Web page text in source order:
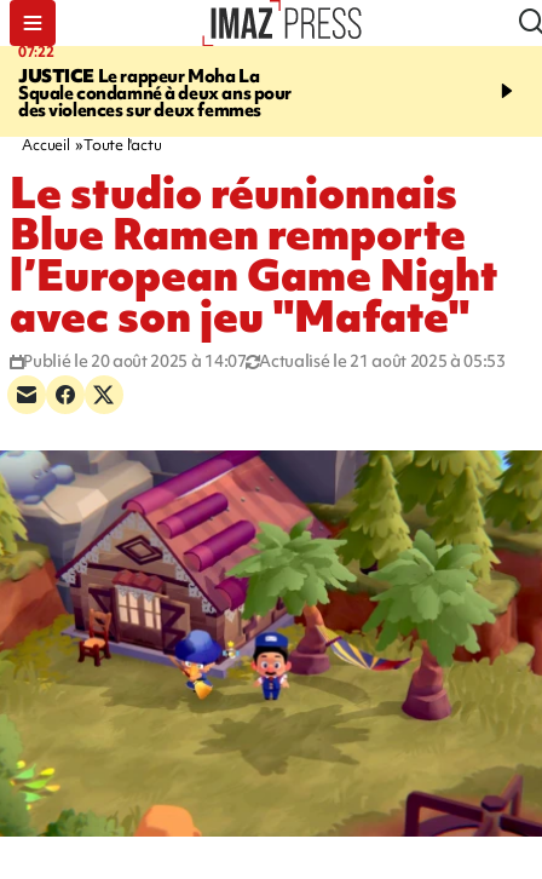
07:22
JUSTICE Le rappeur Moha La
Squale condamné à deux ans pour
des violences sur deux femmes
10:46
décède en juillet, 18
Accueil Toute l'actu
Le studio réunionnais
Blue Ramen remporte
l’European Game Night
avec son jeu "Mafate"
Publié le 20 août 2025 à 14:07 Actualisé le 21 août 2025 à 05:53